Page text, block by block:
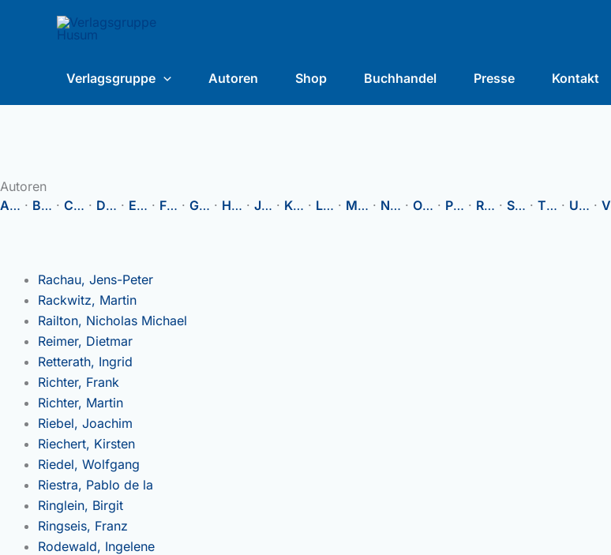
Verlagsgruppe Autoren Shop Buchhandel Presse Kontakt
Autoren
A… · B… · C… · D… · E… · F… · G… · H… · J… · K… · L… · M… · N… · O… · P… · R… · S… · T… · U… · V
Rachau, Jens-Peter
Rackwitz, Martin
Railton, Nicholas Michael
Reimer, Dietmar
Retterath, Ingrid
Richter, Frank
Richter, Martin
Riebel, Joachim
Riechert, Kirsten
Riedel, Wolfgang
Riestra, Pablo de la
Ringlein, Birgit
Ringseis, Franz
Rodewald, Ingelene